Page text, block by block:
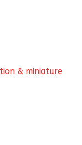
& miniature